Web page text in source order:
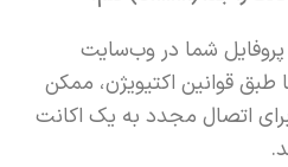
پروفایل شما در وب‌سایت
طبق قوانین اکتیویژن، ممکن
اتصال مجدد به یک اکانت